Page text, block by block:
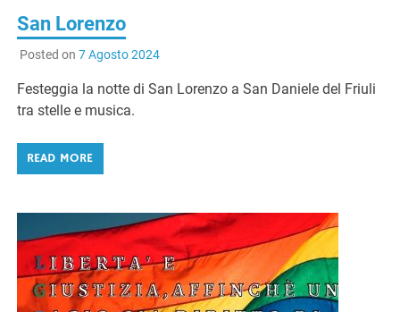
San Lorenzo
Posted on 7 Agosto 2024
Festeggia la notte di San Lorenzo a San Daniele del Friuli
tra stelle e musica.
READ MORE